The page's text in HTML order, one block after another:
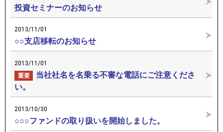
投資セミナーのお知らせ
2013/11/01
○○支店移転のお知らせ
2013/11/01
重要
当社社名を名乗る不審な電話にご注意くださ
い。
2013/10/30
○○○ファンドの取り扱いを開始しました。